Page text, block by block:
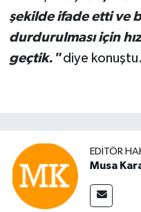
şekilde ifade etti ve
durdurulması için
geçtik."diye konuştu.
EDITÖR
Musa